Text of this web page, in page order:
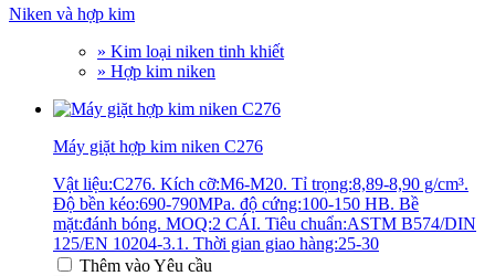
Niken và hợp kim
» Kim loại niken tinh khiết
» Hợp kim niken
Máy giặt hợp kim niken C276
Vật liệu:C276. Kích cỡ:M6-M20. Tỉ trọng:8,89-8,90 g/cm³.
Độ bền kéo:690-790MPa. độ cứng:100-150 HB. Bề
mặt:đánh bóng. MOQ:2 CÁI. Tiêu chuẩn:ASTM B574/DIN
125/EN 10204-3.1. Thời gian giao hàng:25-30
Thêm vào Yêu cầu